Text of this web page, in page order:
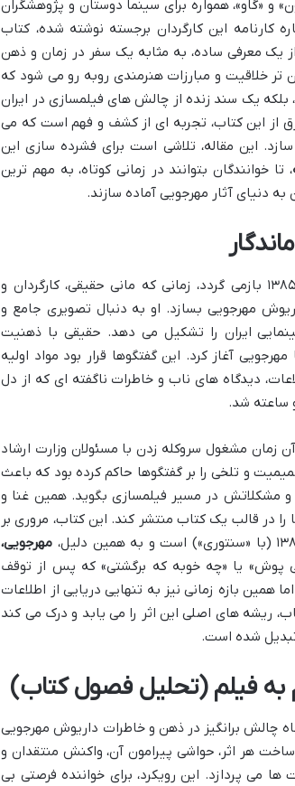
و «گاو»، همواره برای سینما دوستان و پژوهشگران
کارنامه این کارگردان برجسته نوشته شده، کتاب
از یک معرفی ساده، به مثابه یک سفر در زمان و ذهن
تر خلاقیت و مبارزات هنرمندی روبه رو می شود که
بلکه یک سند زنده از چالش های فیلمسازی در ایران
از این کتاب، تجربه ای از کشف و فهم است که می
این مقاله، تلاشی است برای فشرده سازی این
، تا خوانندگان بتوانند در زمانی کوتاه، به مهم ترین
دنیای آثار مهرجویی آماده سازند.
به سال ۱۳۸۵ بازمی گردد، زمانی که مانی حقیقی، کارگردان و
مهرجویی بسازد. او به دنبال تصویری جامع و
ایران را تشکیل می دهد. حقیقی با ذهنیت
آغاز کرد. این گفتگوها قرار بود مواد اولیه
دیدگاه های ناب و خاطرات ناگفته ای که از دل
ساعته شد.
مشغول سروکله زدن با مسئولان وزارت ارشاد
و تلخی را بر گفتگوها حاکم کرده بود که باعث
مشکلاتش در مسیر فیلمسازی بگوید. همین غنا و
در قالب یک کتاب منتشر کند. این کتاب، مروری بر
مهرجویی،
پوش» یا «چه خوبه که برگشتی» که پس از توقف
همین بازه زمانی نیز به تنهایی دریایی از اطلاعات
ریشه های اصلی این اثر را می یابد و درک می کند
تبدیل شده است.
به فیلم (تحلیل فصول کتاب)
چالش برانگیز در ذهن و خاطرات داریوش مهرجویی
هر اثر، حواشی پیرامون آن، واکنش منتقدان و
پردازد. این رویکرد، برای خواننده فرصتی بی